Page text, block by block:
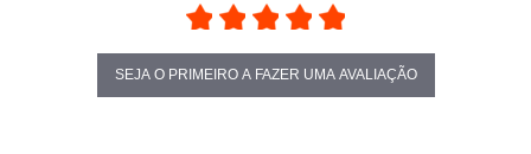
SEJA O PRIMEIRO A FAZER UMA AVALIAÇÃO